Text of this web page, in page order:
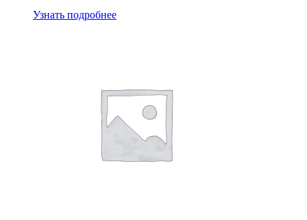
Узнать подробнее